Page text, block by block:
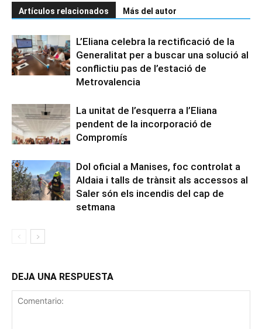
Artículos relacionados Más del autor
L’Eliana celebra la rectificació de la
Generalitat per a buscar una solució al
conflictiu pas de l’estació de
Metrovalencia
La unitat de l’esquerra a l’Eliana
pendent de la incorporació de
Compromís
Dol oficial a Manises, foc controlat a
Aldaia i talls de trànsit als accessos al
Saler són els incendis del cap de
setmana
DEJA UNA RESPUESTA